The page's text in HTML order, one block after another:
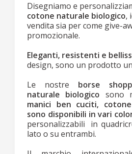
Disegniamo e
cotone naturale biologico,
vendita sia per come give-
promozionale.
Eleganti, resistenti e
design, sono un prodotto
Le nostre borse
naturale biologico sono
manici ben cuciti,
sono disponibili in vari
personalizzabili in
lato o su entrambi.